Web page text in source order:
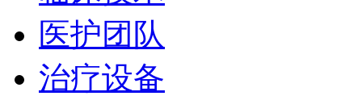
医护团队
治疗设备